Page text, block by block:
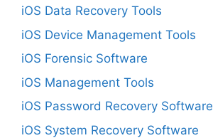
iOS Data Recovery Tools
iOS Device Management Tools
iOS Forensic Software
iOS Management Tools
iOS Password Recovery Software
iOS System Recovery Software